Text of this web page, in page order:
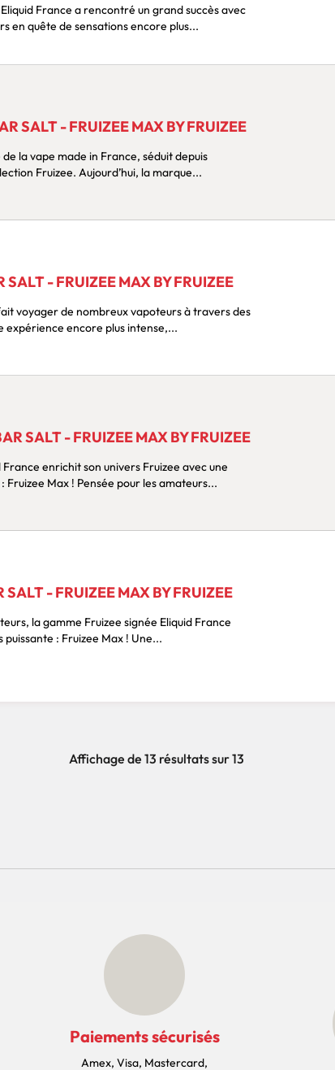
France a rencontré un grand succès avec
en quête de sensations encore plus...
SALT - FRUIZEE MAX BY FRUIZEE
la vape made in France, séduit depuis
Fruizee. Aujourd’hui, la marque...
SALT - FRUIZEE MAX BY FRUIZEE
voyager de nombreux vapoteurs à travers des
expérience encore plus intense,...
SALT - FRUIZEE MAX BY FRUIZEE
enrichit son univers Fruizee avec une
Max ! Pensée pour les amateurs...
- FRUIZEE MAX BY FRUIZEE
la gamme Fruizee signée Eliquid France
: Fruizee Max ! Une...
Affichage de 13 résultats sur 13
Paiements sécurisés
Amex, Visa, Mastercard,